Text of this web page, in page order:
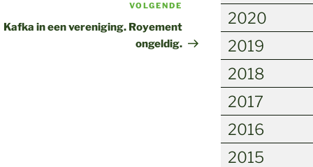
Volgend
bericht
VOLGENDE
Kafka in een vereniging. Royement
ongeldig.
2020
2019
2018
2017
2016
2015